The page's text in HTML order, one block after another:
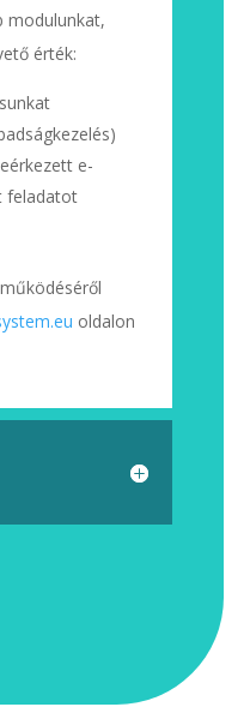
modulunkat,
érték:
e-
feladatot
oldalon